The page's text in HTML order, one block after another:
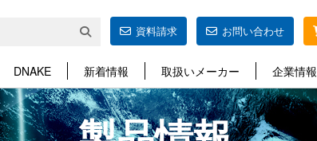
資料請求 お問い合わせ
DNAKE 新着情報 取扱いメーカー 企業情報